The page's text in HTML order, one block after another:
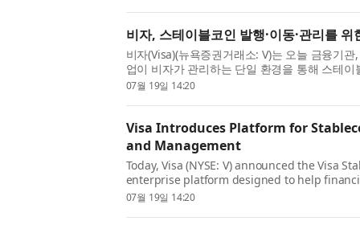
비자, 스테이블코인 발행·이동·관리를 위
비자(Visa)(뉴욕증권거래소: V)는 오늘 금융기
업이 비자가 관리하는 단일 환경을 통해 스테
설계된 새로운 기업용 플랫폼인 비자 스테이블
07월 19일 14:20
Visa Introduces Platform for
and Management
Today, Visa (NYSE: V) announced the Visa
enterprise platform designed to help
crypto natives access stablecoin
07월 19일 14:20